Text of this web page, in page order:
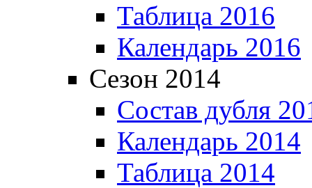
Таблица 2016
Календарь 2016
Сезон 2014
Состав дубля
Календарь 2014
Таблица 2014